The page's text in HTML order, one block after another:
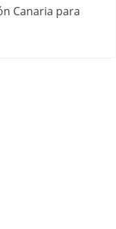
Canaria para